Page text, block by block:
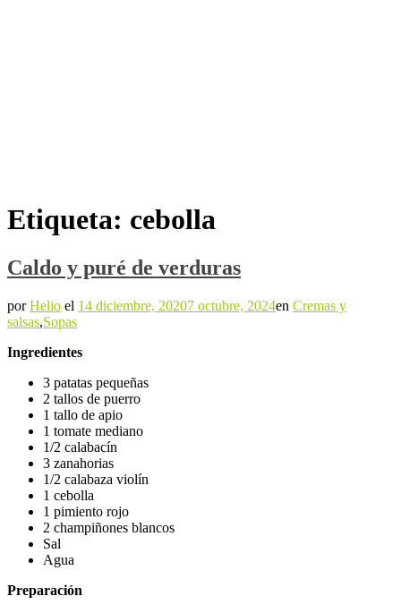
Etiqueta: cebolla
Caldo y puré de verduras
porHelio el 14 diciembre, 20207 octubre, 2024en Cremas y
salsas,Sopas
Ingredientes
3 patatas pequeñas
2 tallos de puerro
1 tallo de apio
1 tomate mediano
1/2 calabacín
3 zanahorias
1/2 calabaza violín
1 cebolla
1 pimiento rojo
2 champiñones blancos
Sal
Agua
Preparación